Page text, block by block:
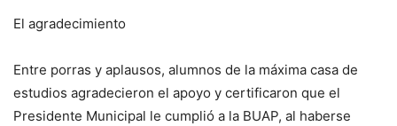
El agradecimiento
Entre porras y aplausos, alumnos de la máxima casa de
estudios agradecieron el apoyo y certificaron que el
Presidente Municipal le cumplió a la BUAP, al haberse